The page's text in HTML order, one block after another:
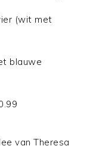
(wit met
blauwe
van Theresa